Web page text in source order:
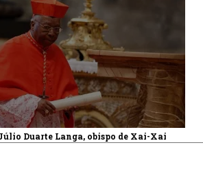
Duarte Langa, obispo de Xai-Xai